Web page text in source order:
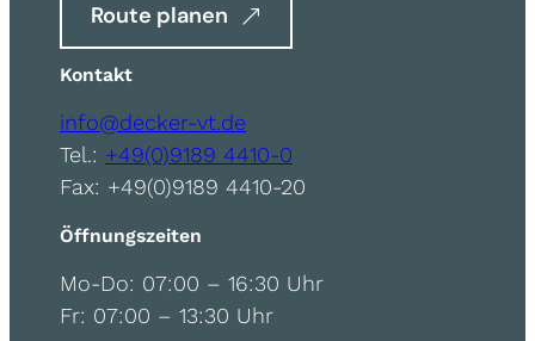
Route planen
Kontakt
info@decker-vt.de
Tel.: +49(0)9189 4410-0
Fax: +49(0)9189 4410-20
Öffnungszeiten
Mo-Do: 07:00 – 16:30 Uhr
Fr: 07:00 – 13:30 Uhr